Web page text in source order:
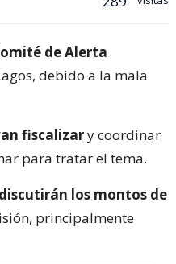
de Alerta
debido a la mala
fiscalizary coordinar
para tratar el tema.
discutirán los montos de
principalmente